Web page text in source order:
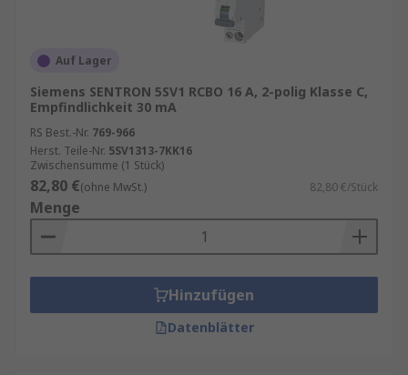
Auf Lager
Siemens SENTRON 5SV1 RCBO 16 A, 2-polig Klasse C,
Empfindlichkeit 30 mA
RS Best.-Nr. 769-966
Herst. Teile-Nr. 5SV1313-7KK16
Zwischensumme (1 Stück)
82,80 €(ohne MwSt.) 82,80 €/Stück
Menge
Hinzufügen
Datenblätter